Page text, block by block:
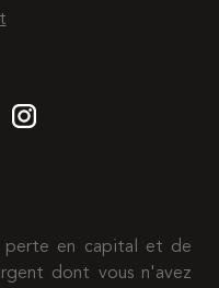
perte en capital et de
dont vous n'avez